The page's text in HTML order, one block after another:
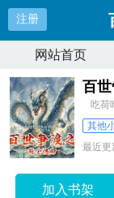
注册
网站首页
百
吃荷
其他
最近更
加入书架